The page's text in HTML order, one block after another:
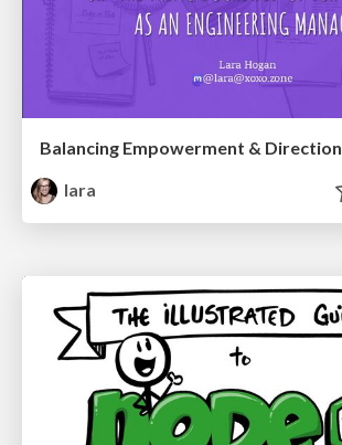
Balancing Empowerment & Direction
lara